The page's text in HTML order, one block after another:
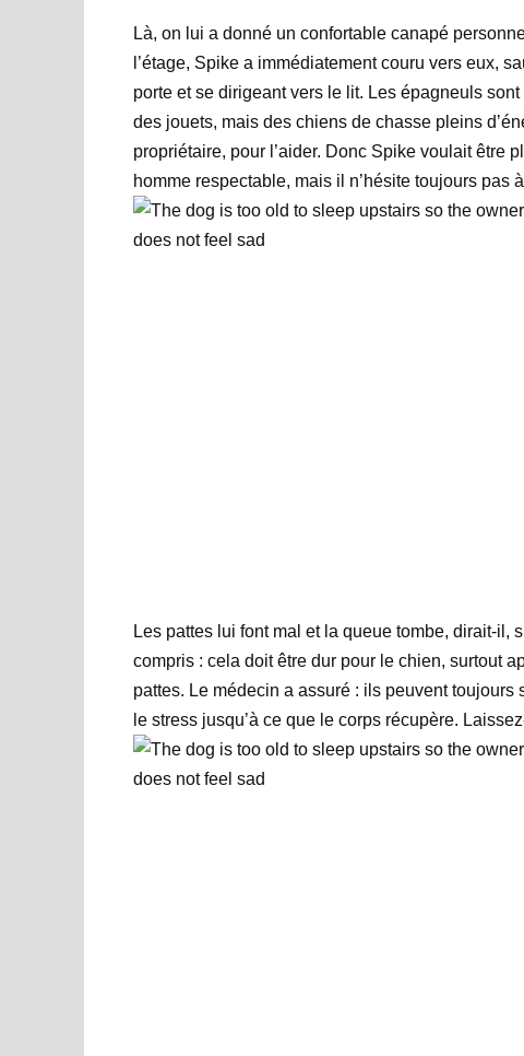
Là, on lui a donné un confortable canapé
l’étage, Spike a immédiatement couru vers eux,
porte et se dirigeant vers le lit. Les épagneuls
des jouets, mais des chiens de chasse pleins
propriétaire, pour l’aider. Donc Spike voulait être
homme respectable, mais il n’hésite toujours pas
Les pattes lui font mal et la queue tombe, dirait-il,
compris : cela doit être dur pour le chien, surtout
pattes. Le médecin a assuré : ils peuvent
le stress jusqu’à ce que le corps récupère.